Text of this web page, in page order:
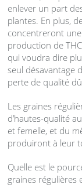
enlever un part
plantes. En plus,
concentreront
production deTHC
qui voudra dire
seul désavantage
perte de qualité
Les graines
d’hautes-qualité
et femelle, et du
produiront à leur
Quelle est le
graines régulières